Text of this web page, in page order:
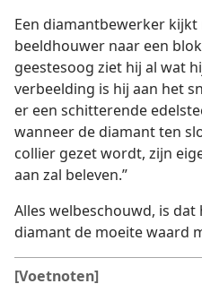
Een diamantbewerker kijkt
beeldhouwer naar een
geestesoog ziet hij al wat
verbeelding is hij aan het
er een schitterende
wanneer de diamant ten
collier gezet wordt, zijn
aan zal beleven.”
Alles welbeschouwd, is
diamant de moeite waard
[Voetnoten]